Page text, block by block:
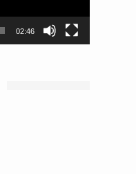
02:46